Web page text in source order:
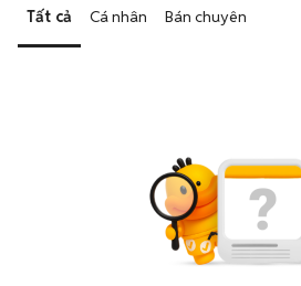
Tất cả Cá nhân Bán chuyên